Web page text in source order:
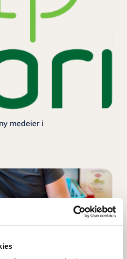
medeier i